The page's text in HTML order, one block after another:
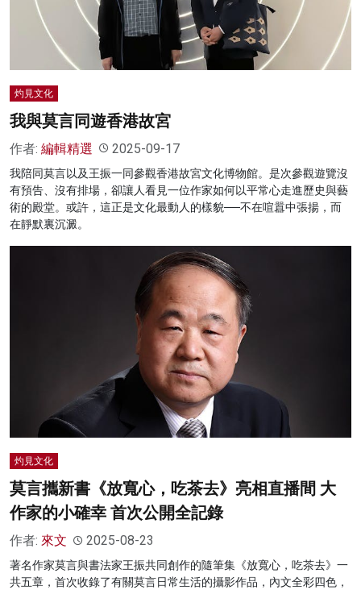
灼見文化
我與莫言同遊香港故宮
作者: 編輯精選 2025-09-17
我陪同莫言以及王振一同參觀香港故宮文化博物館。是次參觀遊覽沒
有預告、沒有排場，卻讓人看見一位作家如何以平常心走進歷史與藝
術的殿堂。或許，這正是文化最動人的樣貌──不在喧囂中張揚，而
在靜默裏沉澱。
灼見文化
莫言攜新書《放寬心，吃茶去》亮相直播間 大
作家的小確幸 首次公開全記錄
作者: 來文 2025-08-23
著名作家莫言與書法家王振共同創作的隨筆集《放寬心，吃茶去》一
共五章，首次收錄了有關莫言日常生活的攝影作品，內文全彩四色，